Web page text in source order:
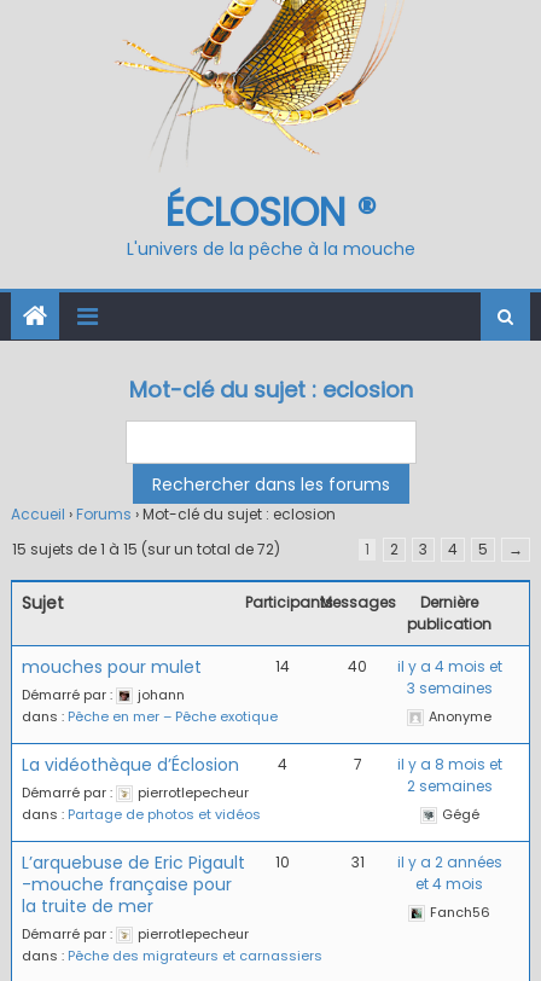
ÉCLOSION ®
L'univers de la pêche à la mouche
Mot-clé du sujet : eclosion
Accueil › Forums ›Mot-clé du sujet : eclosion
15 sujets de 1 à 15 (sur un total de 72)
1 2 3 4 5 →
Sujet ParticipantsMessages
Dernière
publication
mouches pour mulet
Démarré par :
johann
dans : Pêche en mer – Pêche exotique
14 40
il y a 4 mois et
3 semaines
Anonyme
La vidéothèque d’Éclosion
Démarré par :
pierrotlepecheur
dans : Partage de photos et vidéos
4 7
il y a 8 mois et
2 semaines
Gégé
L’arquebuse de Eric Pigault
-mouche française pour
la truite de mer
Démarré par :
pierrotlepecheur
dans : Pêche des migrateurs et carnassiers
10 31
il y a 2 années
et 4 mois
Fanch56